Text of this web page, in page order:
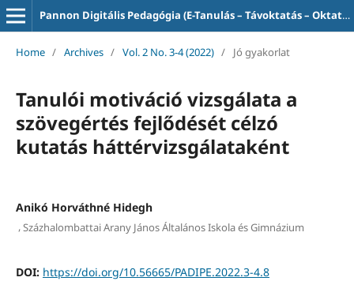
Pannon Digitális Pedagógia (E-Tanulás – Távoktatás – Oktatás-informatika)
Home / Archives / Vol. 2 No. 3-4 (2022) / Jó gyakorlat
Tanulói motiváció vizsgálata a
szövegértés fejlődését célzó
kutatás háttérvizsgálataként
Anikó Horváthné Hidegh
,Százhalombattai Arany János Általános Iskola és Gimnázium
DOI: https://doi.org/10.56665/PADIPE.2022.3-4.8